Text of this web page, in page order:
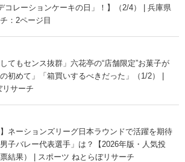
コレーションケーキの日」！】（2/4） | 兵庫県
：2ページ目
てもセンス抜群」六花亭の“店舗限定”お菓子が
初めて」「箱買いするべきだった」（1/2） |
リサーチ
】ネーションズリーグ日本ラウンドで活躍を期待
子バレー代表選手」は？【2026年版・人気投
結果） | スポーツ ねとらぼリサーチ